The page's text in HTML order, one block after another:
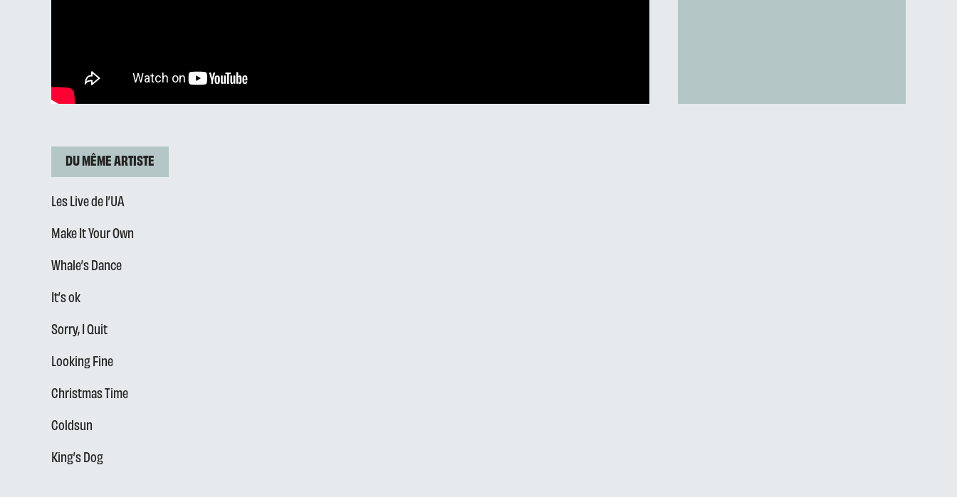
DU MÊME ARTISTE
Les Live de l’UA
Make It Your Own
Whale’s Dance
It’s ok
Sorry, I Quit
Looking Fine
Christmas Time
Coldsun
King’s Dog